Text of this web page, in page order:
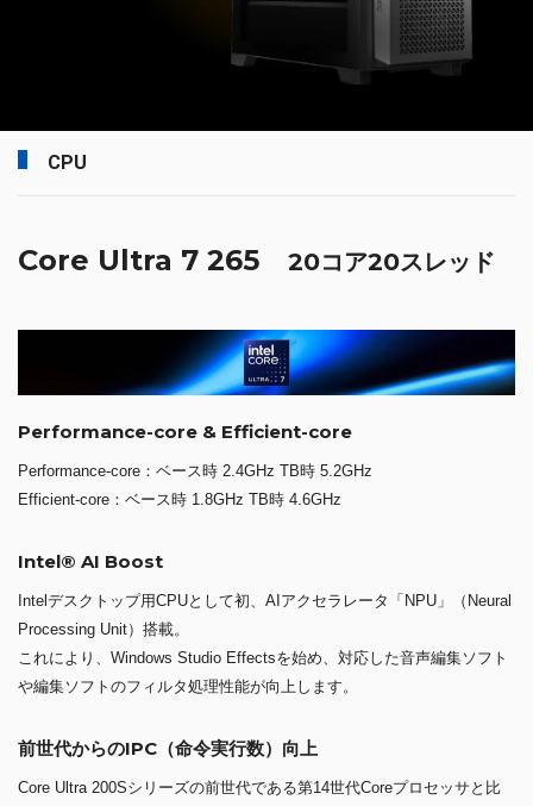
CPU
Core Ultra 7 265 20コア20スレッド
Performance-core & Efficient-core
Performance-core：ベース時 2.4GHz TB時 5.2GHz
Efficient-core：ベース時 1.8GHz TB時 4.6GHz
Intel® AI Boost
Intelデスクトップ用CPUとして初、AIアクセラレータ「NPU」（Neural
Processing Unit）搭載。
これにより、Windows Studio Effectsを始め、対応した音声編集ソフト
や編集ソフトのフィルタ処理性能が向上します。
前世代からのIPC（命令実行数）向上
Core Ultra 200Sシリーズの前世代である第14世代Coreプロセッサと比